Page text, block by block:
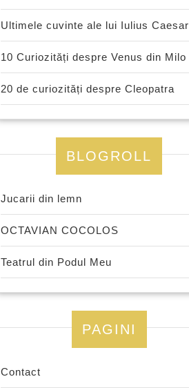
Ultimele cuvinte ale lui Iulius Caesar
10 Curiozități despre Venus din Milo
20 de curiozități despre Cleopatra
BLOGROLL
Jucarii din lemn
OCTAVIAN COCOLOS
Teatrul din Podul Meu
PAGINI
Contact